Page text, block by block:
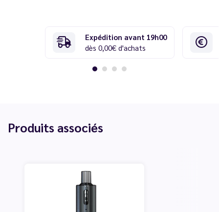
Expédition avant 19h00
dès 0,00€ d'achats
Produits associés